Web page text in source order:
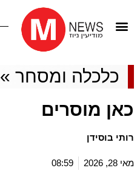
כלכלה ומסחר»
כאן מוסרים
רותי בוסידן
מאי 28, 2026 08:59